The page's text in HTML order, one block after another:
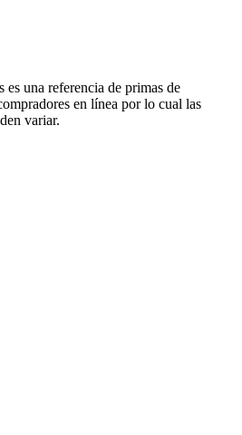
una referencia de primas de
en línea por lo cual las
variar.